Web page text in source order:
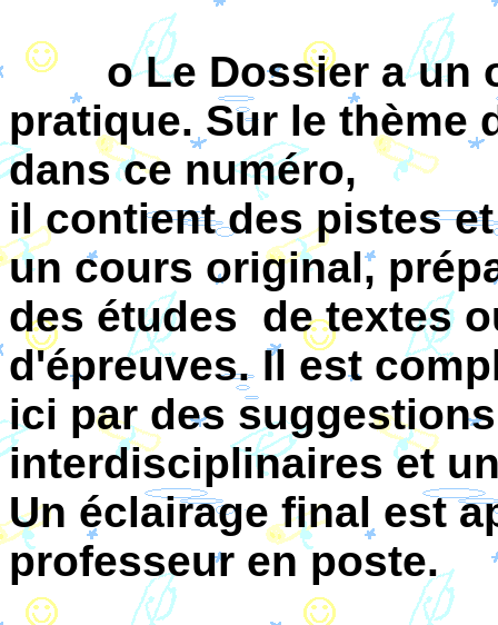
o Le Dossier a un
pratique. Sur le thème
dans ce numéro,
il contient des pistes
un cours original,
des études de textes
d'épreuves. Il est
ici par des
interdisciplinaires et
Un éclairage final est
professeur en poste.